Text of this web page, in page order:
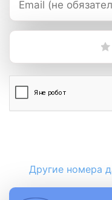
Другие номера